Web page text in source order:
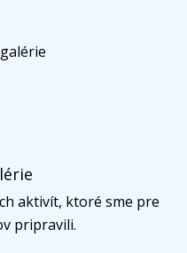
aktivít, ktoré sme pre
pripravili.